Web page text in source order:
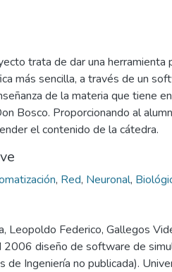
trata de dar una herramienta
más sencilla, a través de un
de la materia que tiene
Bosco. Proporcionando al
el contenido de la cátedra.
, Red, Neuronal,
Leopoldo Federico, Gallegos
diseño de software de
de Ingeniería no publicada).